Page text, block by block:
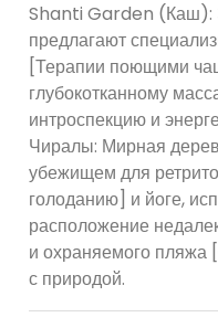
Shanti Garden (Каш):
предлагают
[Терапии поющими
глубокотканному
интроспекцию и
Чиралы: Мирная
убежищем для
голоданию] и йоге,
расположение
и охраняемого
с природой.